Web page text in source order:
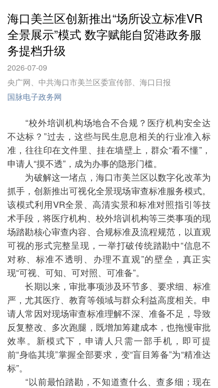
海口美兰区创新推出“场所设立标准VR
全景展示”模式 数字赋能自贸港政务服
务提档升级
2026-07-09
央广网、中共海口市美兰区委宣传部、海口日报
国脉电子政务网
“校外培训机构场地合不合规？医疗机构安全达
不达标？”过去，这些与民生息息相关的行业准入标
准，往往印在文件里、挂在墙壁上，群众“看不懂”，
申请人“摸不透”，成为办事的隐形门槛。
为破解这一堵点，海口市美兰区以数字化改革为
抓手，创新推出可视化全景现场审查标准服务模式。
该模式利用VR全景、高清实景和标准对照指引等技
术手段，将医疗机构、校外培训机构等三类事项的现
场踏勘核心审查内容、合规标准及流程规范，以直观
可视的形式完整呈现，一举打破传统踏勘中“信息不
对称、标准不透明、办理不直观”的壁垒，真正实
现“可视、可知、可对照、可准备”。
长期以来，审批事项涉及环节多、要求细、标准
严，尤其医疗、教育等领域与群众利益高度相关。申
请人常因对现场审查标准理解不深、准备不足，导致
反复整改、多次跑腿，既增加筹建成本，也拖慢审批
效率。新模式下，申请人只需一部手机，即可提
前“身临其境”掌握全部要求，变“盲目筹备”为“精准达
标”。
“以前最怕踏勘，不知道查什么、查多细；现在